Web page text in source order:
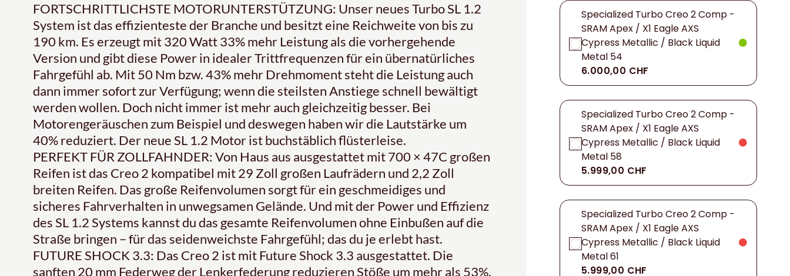
FORTSCHRITTLICHSTE MOTORUNTERSTÜTZUNG: Unser neues Turbo SL 1.2
System ist das effizienteste der Branche und besitzt eine Reichweite von bis zu
190 km. Es erzeugt mit 320 Watt 33% mehr Leistung als die vorhergehende
Version und gibt diese Power in idealer Trittfrequenzen für ein übernatürliches
Fahrgefühl ab. Mit 50 Nm bzw. 43% mehr Drehmoment steht die Leistung auch
dann immer sofort zur Verfügung; wenn die steilsten Anstiege schnell bewältigt
werden wollen. Doch nicht immer ist mehr auch gleichzeitig besser. Bei
Motorengeräuschen zum Beispiel und deswegen haben wir die Lautstärke um
40% reduziert. Der neue SL 1.2 Motor ist buchstäblich flüsterleise.
PERFEKT FÜR ZOLLFAHNDER: Von Haus aus ausgestattet mit 700 × 47C großen
Reifen ist das Creo 2 kompatibel mit 29 Zoll großen Laufrädern und 2,2 Zoll
breiten Reifen. Das große Reifenvolumen sorgt für ein geschmeidiges und
sicheres Fahrverhalten in unwegsamen Gelände. Und mit der Power und Effizienz
des SL 1.2 Systems kannst du das gesamte Reifenvolumen ohne Einbußen auf die
Straße bringen – für das seidenweichste Fahrgefühl; das du je erlebt hast.
FUTURE SHOCK 3.3: Das Creo 2 ist mit Future Shock 3.3 ausgestattet. Die
sanften 20 mm Federweg der Lenkerfederung reduzieren Stöße um mehr als 53%.
Specialized Turbo Creo 2 Comp -
SRAM Apex / X1 Eagle AXS
Cypress Metallic / Black Liquid
Metal 54
6.000,00 CHF
Specialized Turbo Creo 2 Comp -
SRAM Apex / X1 Eagle AXS
Cypress Metallic / Black Liquid
Metal 58
5.999,00 CHF
Specialized Turbo Creo 2 Comp -
SRAM Apex / X1 Eagle AXS
Cypress Metallic / Black Liquid
Metal 61
5.999,00 CHF